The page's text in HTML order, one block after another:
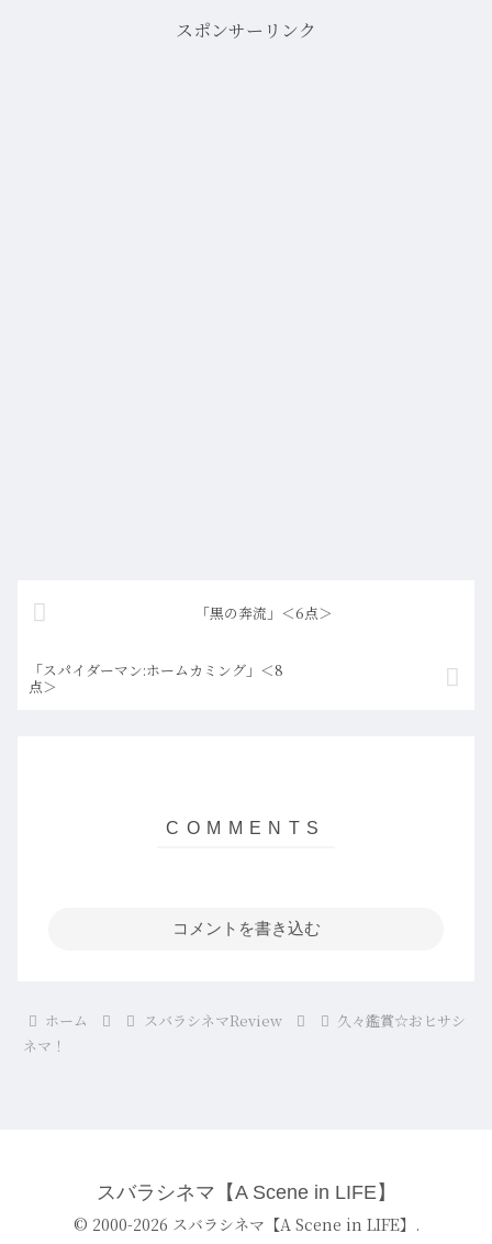
スポンサーリンク
「黒の奔流」＜6点＞
「スパイダーマン:ホームカミング」＜8
点＞
コメントを書き込む
ホーム スバラシネマReview
久々鑑賞☆おヒサシ
ネマ！
スバラシネマ【A Scene in LIFE】
© 2000-2026 スバラシネマ【A Scene in LIFE】.